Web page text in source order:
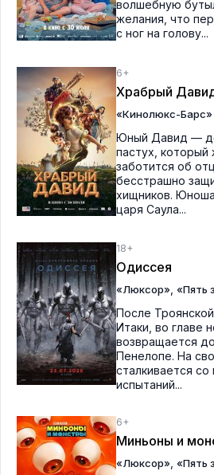
волшебную
желания, что
с ног на голову...
6+
Храбрый
«Кинолюкс-Барс»
Юный Давид —
пастух, который
заботится об
бесстрашно
хищников.
царя Саула...
18+
Одиссея
«Люксор», «Пять
После
Итаки, во главе
возвращается
Пенелопе. На
сталкивается
испытаний...
6+
Миньоны и
«Люксор», «Пять